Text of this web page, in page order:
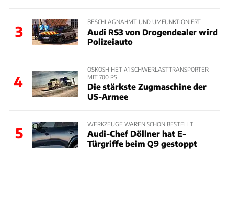
3
BESCHLAGNAHMT UND UMFUNKTIONIERT
Audi RS3 von Drogendealer wird
Polizeiauto
4
OSKOSH HET A1 SCHWERLASTTRANSPORTER
MIT 700 PS
Die stärkste Zugmaschine der
US-Armee
5
WERKZEUGE WAREN SCHON BESTELLT
Audi-Chef Döllner hat E-
Türgriffe beim Q9 gestoppt